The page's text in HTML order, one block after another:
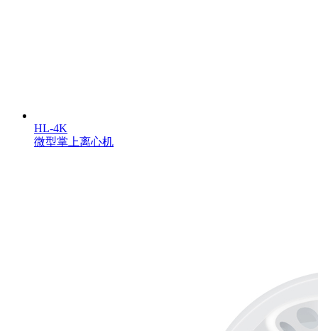
HL-4K
微型掌上离心机